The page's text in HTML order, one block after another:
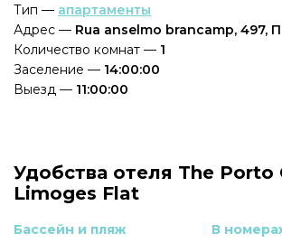
Тип — апартаменты
Адрес — Rua anselmo brancamp, 497,
Количество комнат — 1
Заселение — 14:00:00
Выезд — 11:00:00
Удобства отеля The Porto
Limoges Flat
Бассейн и пляж
В